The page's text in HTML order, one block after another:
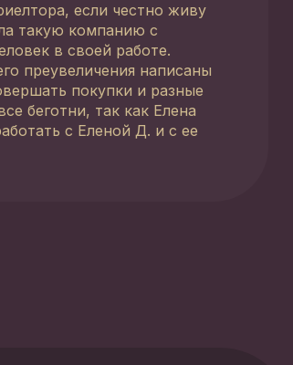
если честно живу
такую компанию с
в своей работе.
преувеличения написаны
покупки и разные
беготни, так как Елена
с Еленой Д. и с ее